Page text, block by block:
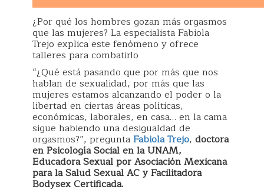
¿Por qué los hombres gozan más orgasmos
que las mujeres? La especialista Fabiola
Trejo explica este fenómeno y ofrece
talleres para combatirlo
“¿Qué está pasando que por más que nos
hablan de sexualidad, por más que las
mujeres estamos alcanzando el poder o la
libertad en ciertas áreas políticas,
económicas, laborales, en casa… en la cama
sigue habiendo una desigualdad de
orgasmos?”, preguntaFabiola Trejo, doctora
en Psicología Social en la UNAM,
Educadora Sexual por Asociación Mexicana
para la Salud Sexual AC y Facilitadora
Bodysex Certificada.